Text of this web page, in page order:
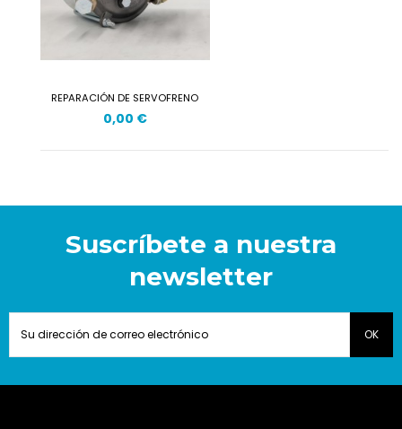
REPARACIÓN DE SERVOFRENO
0,00 €
Suscríbete a nuestra
newsletter